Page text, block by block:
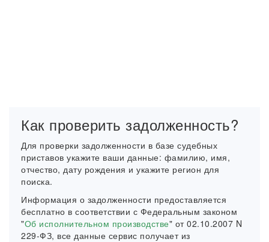
Как проверить задолженность?
Для проверки задолженности в базе судебных
приставов укажите ваши данные: фамилию, имя,
отчество, дату рождения и укажите регион для
поиска.
Информация о задолженности предоставляется
бесплатно в соответствии с Федеральным законом
"Об исполнительном производстве" от 02.10.2007 N
229-ФЗ, все данные сервис получает из